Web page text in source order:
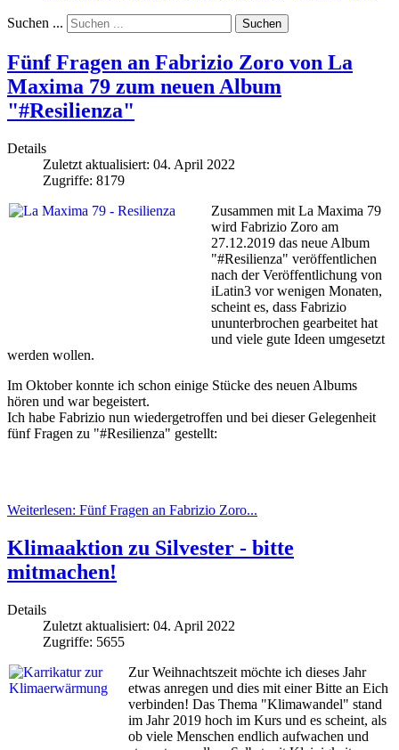
Suchen ... Suchen
Fünf Fragen an Fabrizio Zoro von La
Maxima 79 zum neuen Album
"#Resilienza"
Details
Zuletzt aktualisiert: 04. April 2022
Zugriffe: 8179
Zusammen mit La Maxima 79
wird Fabrizio Zoro am
27.12.2019 das neue Album
"#Resilienza" veröffentlichen
nach der Veröffentlichung von
iLatin3 vor wenigen Monaten,
scheint es, dass Fabrizio
ununterbrochen gearbeitet hat
und viele gute Ideen umgesetzt
werden wollen.
Im Oktober konnte ich schon einige Stücke des neuen Albums
hören und war begeistert.
Ich habe Fabrizio nun wiedergetroffen und bei dieser Gelegenheit
fünf Fragen zu "#Resilienza" gestellt:
Weiterlesen: Fünf Fragen an Fabrizio Zoro...
Klimaaktion zu Silvester - bitte
mitmachen!
Details
Zuletzt aktualisiert: 04. April 2022
Zugriffe: 5655
Zur Weihnachtszeit möchte ich dieses Jahr
etwas anregen und dies mit einer Bitte an Eich
verbinden! Das Thema "Klimawandel" stand
im Jahr 2019 hoch im Kurs und es scheint, als
ob viele Menschen endlich aufwachen und